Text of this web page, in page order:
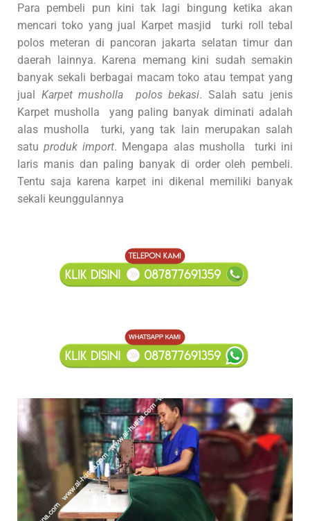
Para pembeli pun kini tak lagi bingung ketika akan
mencari toko yang jual Karpet masjid turki roll tebal
polos meteran di pancoran jakarta selatan timur dan
daerah lainnya. Karena memang kini sudah semakin
banyak sekali berbagai macam toko atau tempat yang
jual Karpet musholla polos bekasi. Salah satu jenis
Karpet musholla yang paling banyak diminati adalah
alas musholla turki, yang tak lain merupakan salah
satuproduk import. Mengapa alas musholla turki ini
laris manis dan paling banyak di order oleh pembeli.
Tentu saja karena karpet ini dikenal memiliki banyak
sekali keunggulannya